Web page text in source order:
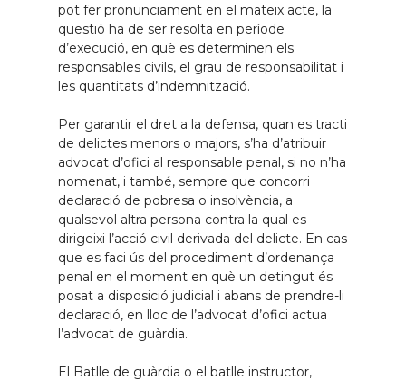
pot fer pronunciament en el mateix acte, la
qüestió ha de ser resolta en període
d’execució, en què es determinen els
responsables civils, el grau de responsabilitat i
les quantitats d’indemnització.
Per garantir el dret a la defensa, quan es tracti
de delictes menors o majors, s’ha d’atribuir
advocat d’ofici al responsable penal, si no n’ha
nomenat, i també, sempre que concorri
declaració de pobresa o insolvència, a
qualsevol altra persona contra la qual es
dirigeixi l’acció civil derivada del delicte. En cas
que es faci ús del procediment d’ordenança
penal en el moment en què un detingut és
posat a disposició judicial i abans de prendre-li
declaració, en lloc de l’advocat d’ofici actua
l’advocat de guàrdia.
El Batlle de guàrdia o el batlle instructor,